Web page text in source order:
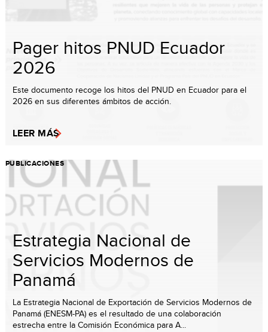
Pager hitos PNUD Ecuador
2026
Este documento recoge los hitos del PNUD en Ecuador para el
2026 en sus diferentes ámbitos de acción.
LEER MÁS
PUBLICACIONES
Estrategia Nacional de
Servicios Modernos de
Panamá
La Estrategia Nacional de Exportación de Servicios Modernos de
Panamá (ENESM-PA) es el resultado de una colaboración
estrecha entre la Comisión Económica para A...